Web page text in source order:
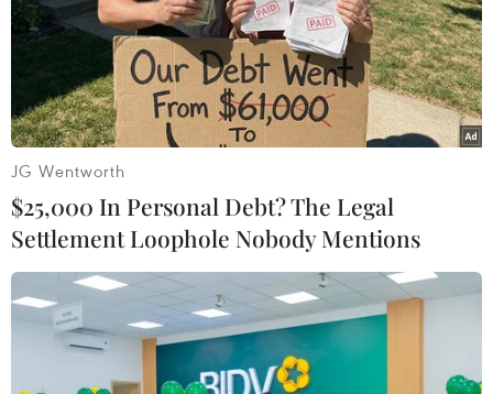
Brazil tiếp tục mở rộng điều tra nghi án
Tổng thống Temer tham nhũng
JG Wentworth
$25,000 In Personal Debt? The Legal
Settlement Loophole Nobody Mentions